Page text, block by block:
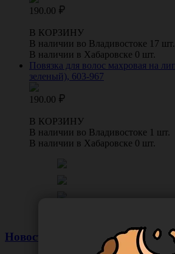
190.00
В КОРЗИНУ
В наличии во Владивостоке 17 шт.
В наличии в Хабаровске 0 шт.
Повязка для волос махровая на
зеленый), 603-967
190.00
В КОРЗИНУ
В наличии во Владивостоке 1 шт.
В наличии в Хабаровске 0 шт.
Новости